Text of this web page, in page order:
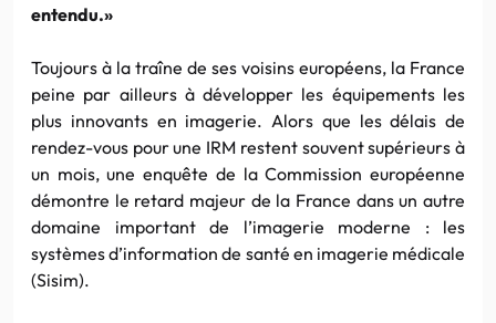
entendu.»
Toujours à la traîne de ses voisins européens, la France
peine par ailleurs à développer les équipements les
plus innovants en imagerie. Alors que les délais de
rendez-vous pour une IRM restent souvent supérieurs à
un mois, une enquête de la Commission européenne
démontre le retard majeur de la France dans un autre
domaine important de l’imagerie moderne : les
systèmes d’information de santé en imagerie médicale
(Sisim).